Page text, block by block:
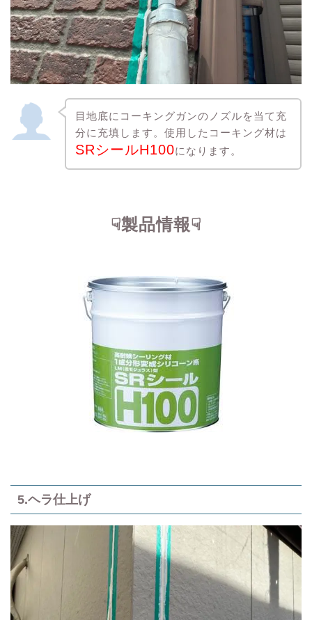
目地底にコーキングガンのノズルを当て充
分に充填します。使用したコーキング材は
SRシールH100になります。
☟製品情報☟
5.ヘラ仕上げ